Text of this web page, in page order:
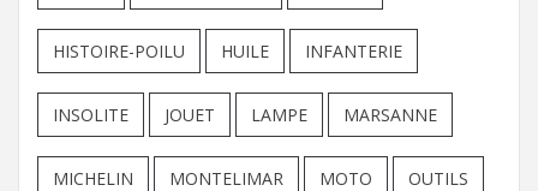
HISTOIRE-POILU HUILE INFANTERIE
INSOLITE JOUET LAMPE MARSANNE
MICHELIN MONTELIMAR MOTO OUTILS